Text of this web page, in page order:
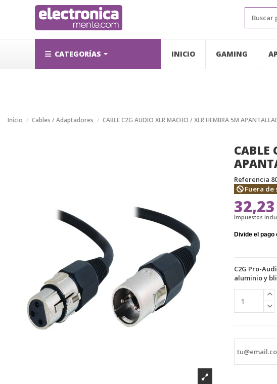
CATEGORÍAS INICIO GAMING
Inicio Cables / Adaptadores CABLE C2G AUDIO XLR MACHO / XLR HEMBRA 5M
CABLE
Referencia
Fuera de
Impuestos
C2G Pro-
aluminio y